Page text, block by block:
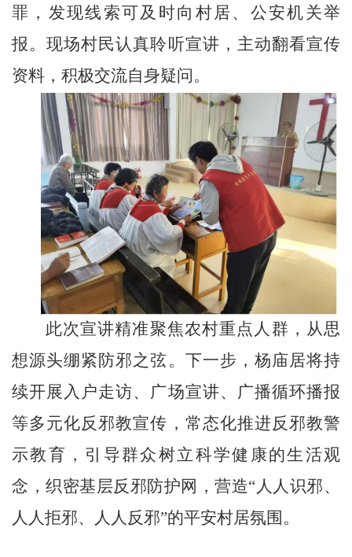
罪，发现线索可及时向村居、公安机关举
报。现场村民认真聆听宣讲，主动翻看宣传
资料，积极交流自身疑问。
此次宣讲精准聚焦农村重点人群，从思
想源头绷紧防邪之弦。下一步， 杨庙居将持
续开展入户走访、广场宣讲、广播循环播报
等多元化反邪教宣传，常态化推进反邪教警
示教育，引导群众树立科学健康的生活观
念，织密基层反邪防护网，营造“人人识邪、
人人拒邪、人人反邪”的平安村居氛围。